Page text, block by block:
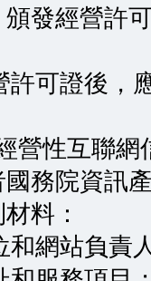
發經營許
可證後，
性互聯網
務院資訊
料：
網站負責